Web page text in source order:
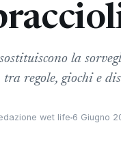
la
regole, giochi e
wet life 6 Giugno